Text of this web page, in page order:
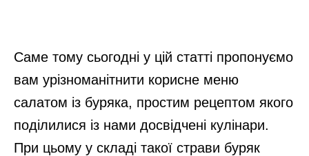
Саме тому сьогодні у цій статті пропонуємо
вам урізноманітнити корисне меню
салатом із буряка, простим рецептом якого
поділилися із нами досвідчені кулінари.
При цьому у складі такої страви буряк